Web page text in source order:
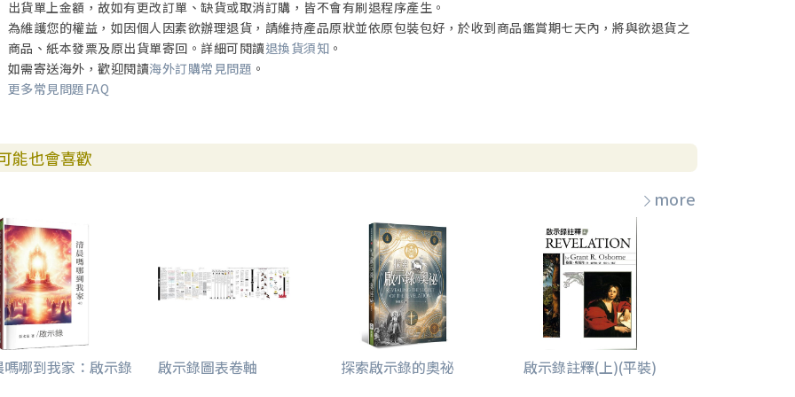
出貨單上金額，故如有更改訂單、缺貨或取消訂購，皆不會有刷退程序產生。
為維護您的權益，如因個人因素欲辦理退貨，請維持產品原狀並依原包裝包好，於收到商品鑑賞期七天內，將與欲退貨之
商品、紙本發票及原出貨單寄回。詳細可閱讀退換貨須知 。
如需寄送海外，歡迎閱讀海外訂購常見問題 。
更多常見問題FAQ
能也會喜歡
more
嗎哪到我家：啟示錄 啟示錄圖表卷軸 探索啟示錄的奧祕 啟示錄註釋(上)(平裝)